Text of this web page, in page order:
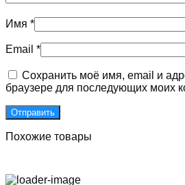
Имя *
Email *
Сохранить моё имя, email и
браузере для последующих моих
Похожие товары